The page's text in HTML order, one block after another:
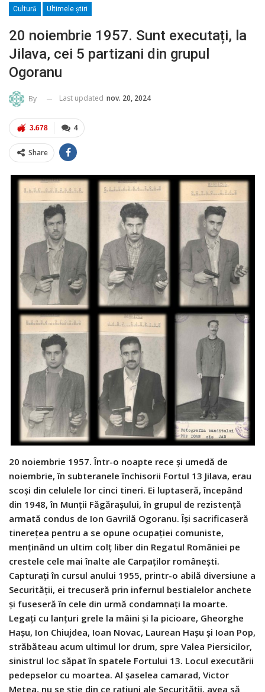
Cultură Ultimele ştiri
20 noiembrie 1957. Sunt executați, la
Jilava, cei 5 partizani din grupul
Ogoranu
By Last updated nov. 20, 2024
4
3.678
Share
20 noiembrie 1957. Într-o noapte rece și umedă de
noiembrie, în subteranele închisorii Fortul 13 Jilava, erau
scoși din celulele lor cinci tineri. Ei luptaseră, începând
din 1948, în Munții Făgărașului, în grupul de rezistență
armată condus de Ion Gavrilă Ogoranu. Își sacrificaseră
tinerețea pentru a se opune ocupației comuniste,
menținând un ultim colț liber din Regatul României pe
crestele cele mai înalte ale Carpaților românești.
Capturați în cursul anului 1955, printr-o abilă diversiune a
Securității, ei trecuseră prin infernul bestialelor anchete
și fuseseră în cele din urmă condamnați la moarte.
Legați cu lanțuri grele la mâini și la picioare, Gheorghe
Hașu, Ion Chiujdea, Ioan Novac, Laurean Hașu și Ioan Pop,
străbăteau acum ultimul lor drum, spre Valea Piersicilor,
sinistrul loc săpat în spatele Fortului 13. Locul executării
pedepselor cu moartea. Al șaselea camarad, Victor
Metea, nu se știe din ce rațiuni ale Securității, avea să